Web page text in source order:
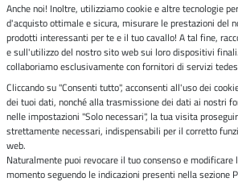
Negozio ecosostenibile
Spedizioni tramite
Paga in sicurezza con
Note legali
Anche noi! Inoltre, utilizziamo cookie e altre tecnologie
d'acquisto ottimale e sicura, misurare le prestazioni del
prodotti interessanti per te e il tuo cavallo! A tal fine,
e sull'utilizzo del nostro sito web sui loro dispositivi
collaboriamo esclusivamente con fornitori di servizi
Cliccando su "Consenti tutto", acconsenti all'uso dei
dei tuoi dati, nonché alla trasmissione dei dati ai nostri
nelle impostazioni "Solo necessari", la tua visita
strettamente necessari, indispensabili per il corretto
web.
Naturalmente puoi revocare il tuo consenso e
momento seguendo le indicazioni presenti nella sezione